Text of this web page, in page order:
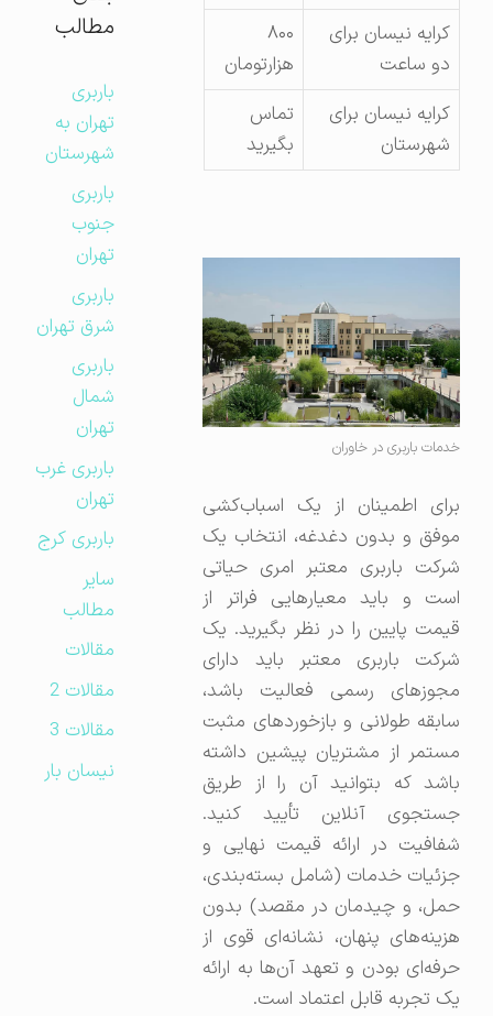
کرایه نیسان برای
دو ساعت
هزارتومان
کرایه نیسان برای
شهرستان
تماس
بگیرید
خدمات باربری در خاوران
برای اطمینان از یک اسباب‌کشی
موفق و بدون دغدغه، انتخاب یک
شرکت باربری معتبر امری حیاتی
است و باید معیارهایی فراتر از
قیمت پایین را در نظر بگیرید. یک
شرکت باربری معتبر باید دارای
مجوزهای رسمی فعالیت باشد،
سابقه طولانی و بازخوردهای مثبت
مستمر از مشتریان پیشین داشته
باشد که بتوانید آن را از طریق
جستجوی آنلاین تأیید کنید.
شفافیت در ارائه قیمت نهایی و
جزئیات خدمات (شامل بسته‌بندی،
حمل، و چیدمان در مقصد) بدون
هزینه‌های پنهان، نشانه‌ای قوی از
حرفه‌ای بودن و تعهد آن‌ها به ارائه
یک تجربه قابل اعتماد است.
مطالب
باربری
تهران به
شهرستان
باربری
جنوب
تهران
باربری
شرق تهران
باربری
شمال
تهران
باربری غرب
تهران
باربری کرج
مطالب
مقالات
مقالات 2
مقالات 3
نیسان بار